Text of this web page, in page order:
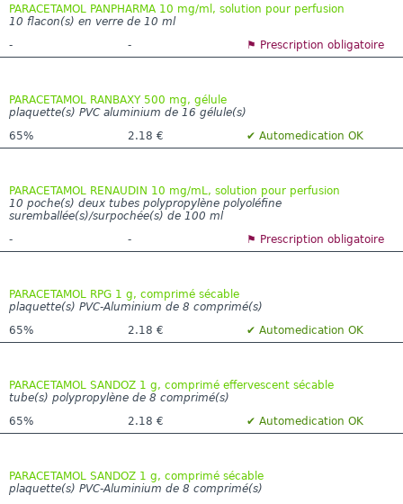
PARACETAMOL PANPHARMA 10 mg/ml, solution pour perfusion
10 flacon(s) en verre de 10 ml
-
- ⚑ Prescription obligatoire
PARACETAMOL RANBAXY 500 mg, gélule
plaquette(s) PVC aluminium de 16 gélule(s)
65%
2.18 € ✔ Automedication OK
PARACETAMOL RENAUDIN 10 mg/mL, solution pour perfusion
10 poche(s) deux tubes polypropylène polyoléfine
suremballée(s)/surpochée(s) de 100 ml
-
- ⚑ Prescription obligatoire
PARACETAMOL RPG 1 g, comprimé sécable
plaquette(s) PVC-Aluminium de 8 comprimé(s)
65%
2.18 € ✔ Automedication OK
PARACETAMOL SANDOZ 1 g, comprimé effervescent sécable
tube(s) polypropylène de 8 comprimé(s)
65%
2.18 € ✔ Automedication OK
PARACETAMOL SANDOZ 1 g, comprimé sécable
plaquette(s) PVC-Aluminium de 8 comprimé(s)